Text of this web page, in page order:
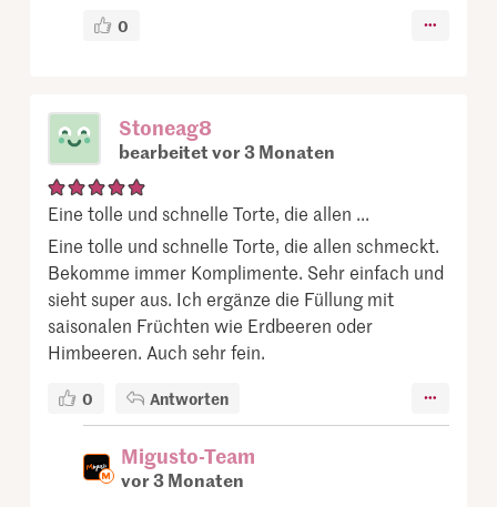
0
Stoneag8
bearbeitet vor 3 Monaten
Eine tolle und schnelle Torte, die allen ...
Eine tolle und schnelle Torte, die allen schmeckt.
Bekomme immer Komplimente. Sehr einfach und
sieht super aus. Ich ergänze die Füllung mit
saisonalen Früchten wie Erdbeeren oder
Himbeeren. Auch sehr fein.
0 Antworten
Migusto-Team
vor 3 Monaten